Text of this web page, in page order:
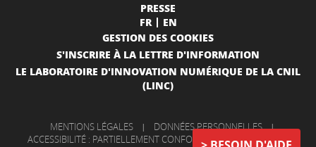
PRESSE
FR
EN
GESTION DES COOKIES
S'INSCRIRE À LA LETTRE D'INFORMATION
LE LABORATOIRE D'INNOVATION NUMÉRIQUE DE LA CNIL
(LINC)
MENTIONS LÉGALES | DONNÉES PERSONNELLES |
ACCESSIBILITÉ : PARTIELLEMENT CONFORME
|
INFORMATIONS